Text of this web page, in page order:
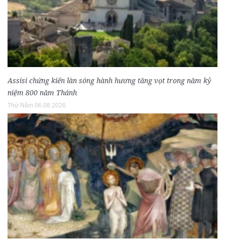
Assisi chứng kiến làn sóng hành hương tăng vọt trong năm kỷ
niệm 800 năm Thánh
Thứ Năm 06.08.2026